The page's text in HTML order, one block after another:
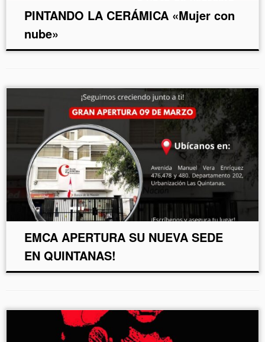
PINTANDO LA CERÁMICA «Mujer con
nube»
EMCA APERTURA SU NUEVA SEDE
EN QUINTANAS!